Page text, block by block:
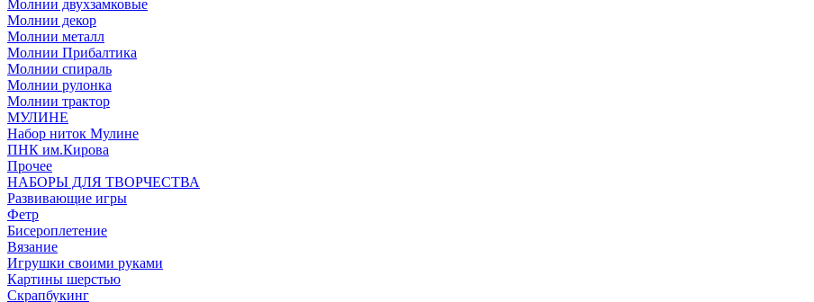
Молнии двухзамковые
Молнии декор
Молнии металл
Молнии Прибалтика
Молнии спираль
Молнии рулонка
Молнии трактор
МУЛИНЕ
Набор ниток Мулине
ПНК им.Кирова
Прочее
НАБОРЫ ДЛЯ ТВОРЧЕСТВА
Развивающие игры
Фетр
Бисероплетение
Вязание
Игрушки своими руками
Картины шерстью
Скрапбукинг